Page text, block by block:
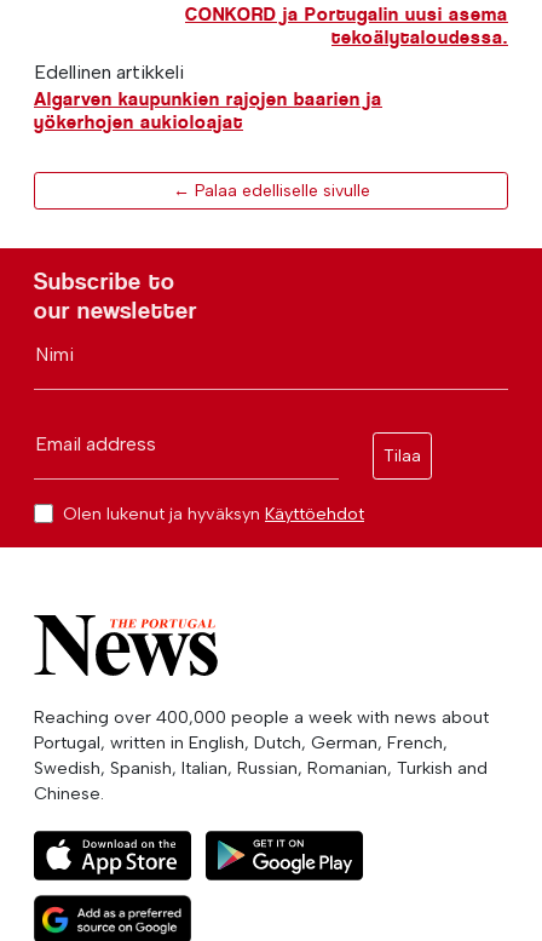
CONKORD ja Portugalin uusi asema
tekoälytaloudessa.
Edellinen artikkeli
Algarven kaupunkien rajojen baarien ja
yökerhojen aukioloajat
← Palaa edelliselle sivulle
Subscribe to
our newsletter
Nimi
Email address
Tilaa
Olen lukenut ja hyväksyn Käyttöehdot
Reaching over 400,000 people a week with news about
Portugal, written in English, Dutch, German, French,
Swedish, Spanish, Italian, Russian, Romanian, Turkish and
Chinese.